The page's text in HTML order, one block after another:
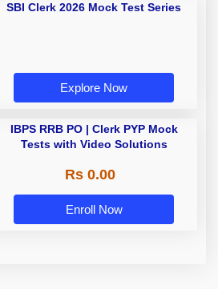
SBI Clerk 2026 Mock Test Series
Explore Now
IBPS RRB PO | Clerk PYP Mock
Tests with Video Solutions
Rs 0.00
Enroll Now